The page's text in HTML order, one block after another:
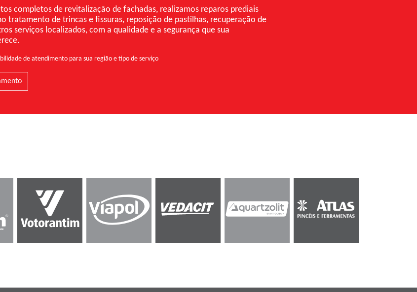
completos de revitalização de fachadas, realizamos reparos prediais
tratamento de trincas e fissuras, reposição de pastilhas, recuperação de
serviços localizados, com a qualidade e a segurança que sua
de atendimento para sua região e tipo de serviço